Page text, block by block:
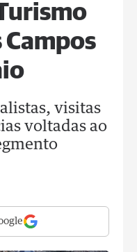
Campos
visitas
voltadas ao